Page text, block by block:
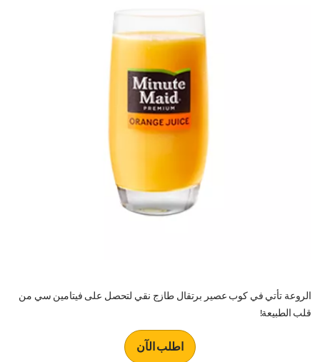
الروعة تأتي في كوب عصير برتقال طازج نقي لتحصل على فيتامين سي من
قلب الطبيعة!
اطلب الآن